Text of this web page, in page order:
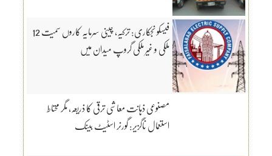
فیسکو نجکاری: ترکیہ، چینی سرمایہ کاروں سمیت 12
ملکی و غیر ملکی گروپ میدان میں
مصنوعی ذہانت معاشی ترقی کا ذریعہ، مگر محتاط
استعمال ناگزیر: گورنر اسٹیٹ بینک